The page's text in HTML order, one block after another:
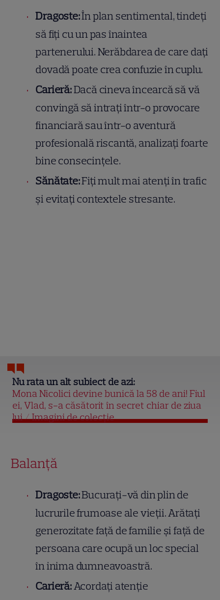
Dragoste:În plan sentimental, tindeți
să fiți cu un pas înaintea
partenerului. Nerăbdarea de care dați
dovadă poate crea confuzie în cuplu.
Carieră:Dacă cineva încearcă să vă
convingă să intrați într-o provocare
financiară sau într-o aventură
profesională riscantă, analizați foarte
bine consecințele.
Sănătate:Fiți mult mai atenți în trafic
și evitați contextele stresante.
Nu rata un alt subiect de azi:
Mona Nicolici devine bunică la 58 de ani! Fiul
ei, Vlad, s-a căsătorit în secret chiar de ziua
lui / Imagini de colecție
Balanță
Dragoste:Bucurați-vă din plin de
lucrurile frumoase ale vieții. Arătați
generozitate față de familie și față de
persoana care ocupă un loc special
în inima dumneavoastră.
Carieră:Acordați atenție